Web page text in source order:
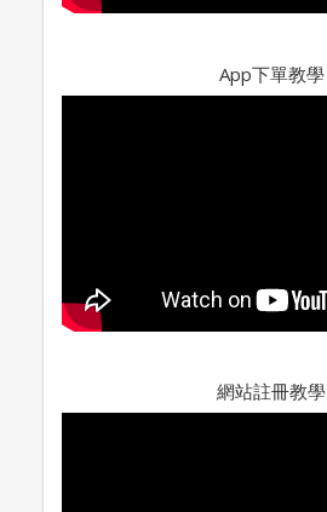
App下單教學
網站註冊教學